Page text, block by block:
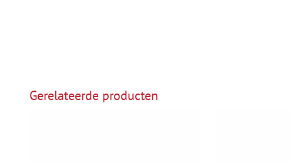
Gerelateerde producten